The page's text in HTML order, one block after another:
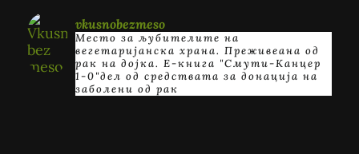
vkusnobezmeso
Место за љубителите на
вегетаријанска храна. Преживеана од
рак на дојка. E-книга "Смути-Канцер
1-0"дел од средствата за донација на
заболени од рак